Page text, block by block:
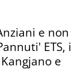
e non
ETS,
e